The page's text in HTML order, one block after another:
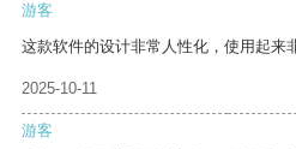
游客
这款软件的设计非常人性化，使用起来
2025-10-11
游客